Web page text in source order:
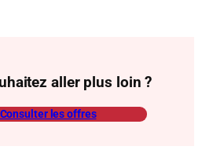
aller plus loin ?
Consulter les offres